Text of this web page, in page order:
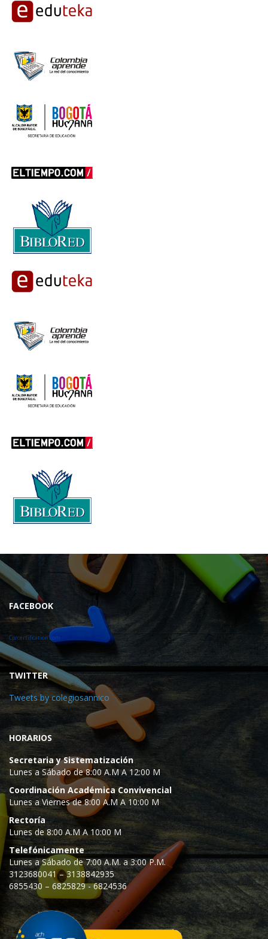
FACEBOOK
Cprcertification.com
TWITTER
Tweets by colegiosannico
HORARIOS
Secretaria y Sistematización
Lunes a Sábado de 8:00 A.M A 12:00 M
Coordinación Académica Convivencial
Lunes a Viernes de 8:00 A.M A 10:00 M
Rectoría
Lunes de 8:00 A.M A 10:00 M
Telefónicamente
Lunes a Sábado de 7:00 A.M. a 3:00 P.M.
3123680041 – 3138842935
6855430 – 6825829 - 6824536